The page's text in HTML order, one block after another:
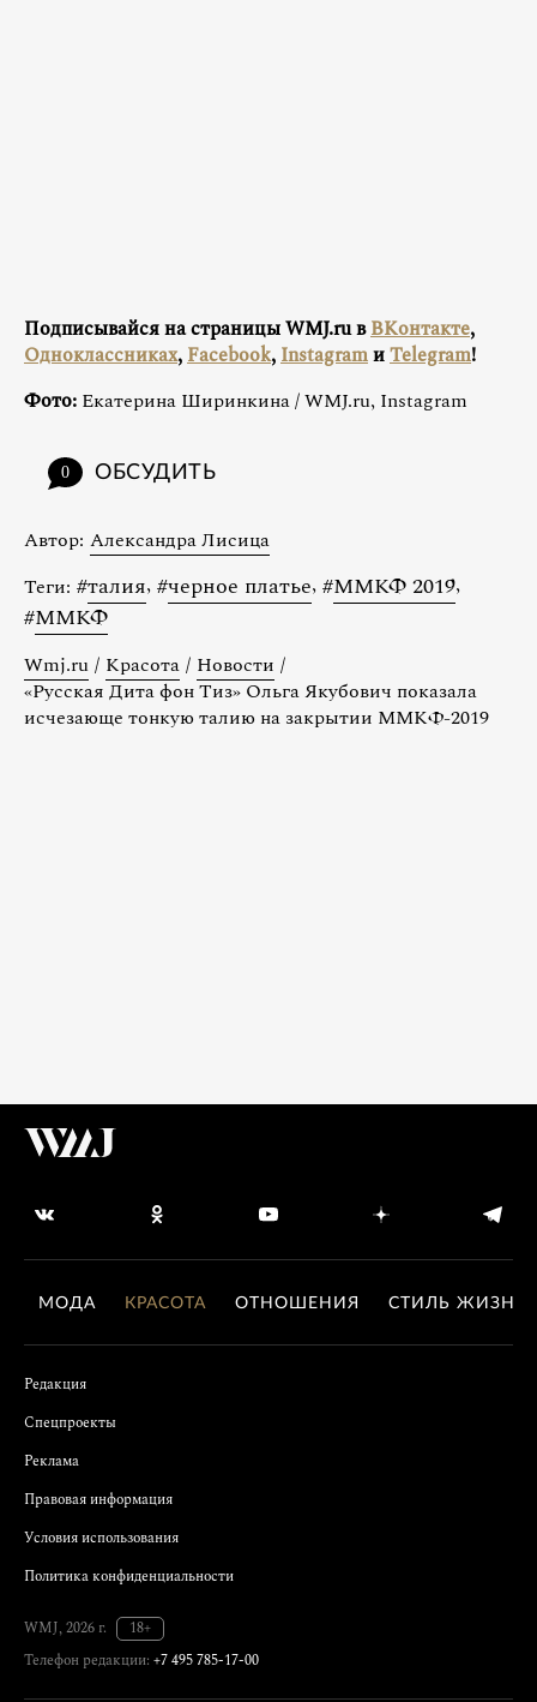
Подписывайся на страницы WMJ.ru вВКонтакте,
Одноклассниках,Facebook,InstagramиTelegram!
Фото: Екатерина Ширинкина / WMJ.ru, Instagram
0 ОБСУДИТЬ
Автор: Александра Лисица
Теги: #талия, #черное платье, #ММКФ 2019,
#ММКФ
Wmj.ru / Красота / Новости /
«Русская Дита фон Тиз» Ольга Якубович показала
исчезающе тонкую талию на закрытии ММКФ-2019
МОДА КРАСОТА ОТНОШЕНИЯ СТИЛЬ ЖИЗНИ
Редакция
Спецпроекты
Реклама
Правовая информация
Условия использования
Политика конфиденциальности
WMJ, 2026 г.
18+
Телефон редакции: +7 495 785-17-00